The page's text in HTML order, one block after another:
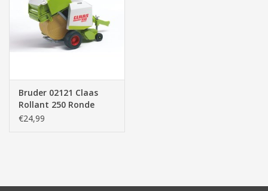
Elektra
Baby & Peuter
Speelgoed & hobby
Cadeau & feest
Bruder 02121 Claas
Rollant 250 Ronde
Balenpers (1:16)
€24,99